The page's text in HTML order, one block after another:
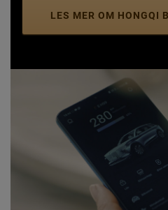
LES MER OM HONGQI